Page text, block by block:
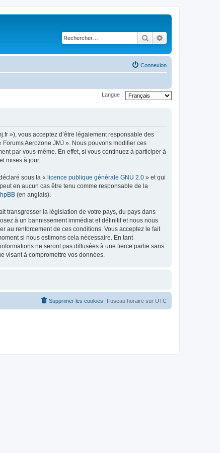
Rechercher
Connexion
Langue :
»), vous acceptez d’être légalement responsable des
Aerozone JMJ ». Nous pouvons modifier ces
par vous-même. En effet, si vous continuez à participer à
mises à jour.
sous la « licence publique générale GNU 2.0 » et qui
en aucun cas être tenu comme responsable de la
(en anglais).
transgresser la législation de votre pays, du pays dans
à un bannissement immédiat et définitif et nous nous
au renforcement de ces conditions. Vous acceptez le fait
si nous estimons cela nécessaire. En tant
ne seront pas diffusées à une tierce partie sans
visant à compromettre vos données.
Fuseau horaire sur UTC
Supprimer les cookies